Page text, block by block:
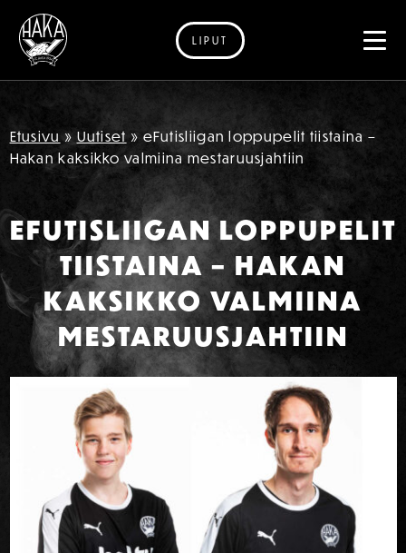
Siirry sisältöön
LIPUT
Etusivu » Uutiset » eFutisliigan loppupelit tiistaina –
Hakan kaksikko valmiina mestaruusjahtiin
EFUTISLIIGAN LOPPUPELIT
TIISTAINA – HAKAN
KAKSIKKO VALMIINA
MESTARUUSJAHTIIN